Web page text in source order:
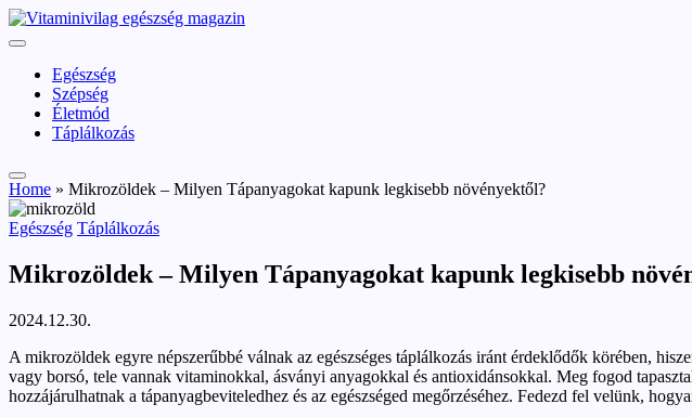
Skip
to
Vitaminivilág:
szépség
Egészség
Szépség
Életmód
Táplálkozás
Home » Mikrozöldek – Milyen Tápanyagokat kapunk legkisebb növényektől?
Posted
Egészség Táplálkozás
Mikrozöldek – Milyen Tápanyagokat kapunk legkisebb
2024.12.30.
A mikrozöldek egyre népszerűbbé válnak az egészséges táplálkozás iránt érdeklődők körében,
vagy borsó, tele vannak vitaminokkal, ásványi anyagokkal és antioxidánsokkal. Meg fogod
hozzájárulhatnak a tápanyagbeviteledhez és az egészséged megőrzéséhez. Fedezd fel velünk,